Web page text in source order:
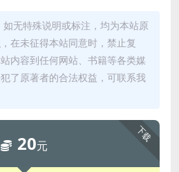
无特殊说明或标注，均为本站原
在未征得本站同意时，禁止复
内容到任何网站、书籍等各类媒
了原著者的合法权益，可联系我
下载
20元